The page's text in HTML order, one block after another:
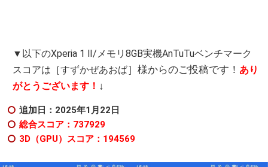
▼以下のXperia 1 Ⅱ/メモリ8GB実機AnTuTuベンチマーク
スコアは［すずかぜあおば］様からのご投稿です！ あり
がとうございます！ ↓
追加日：2025年1月22日
総合スコア：737929
3D（GPU）スコア：194569